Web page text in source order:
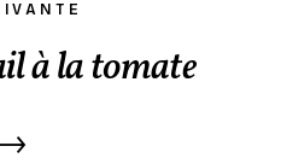
à la tomate